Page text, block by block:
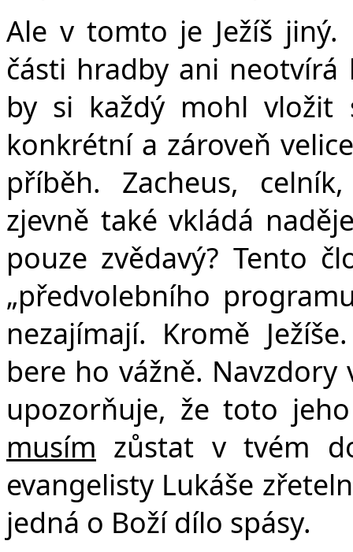
Ale v tomto je Ježíš jiný.
části hradby ani
by si každý mohl vložit
konkrétní a zároveň
příběh. Zacheus,
zjevně také vkládá
pouze zvědavý? Tento
„předvolebního
nezajímají. Kromě
bere ho vážně.
upozorňuje, že toto
musím zůstat v tvém
evangelisty Lukáše
jedná o Boží dílo spásy.